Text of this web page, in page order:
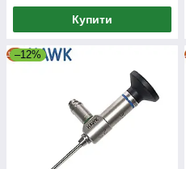
Купити
–12%